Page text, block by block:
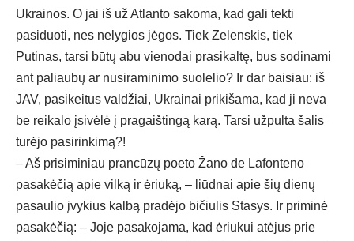
Ukrainos. O jai iš už Atlanto sakoma, kad gali tekti
pasiduoti, nes nelygios jėgos. Tiek Zelenskis, tiek
Putinas, tarsi būtų abu vienodai prasikaltę, bus sodinami
ant paliaubų ar nusiraminimo suolelio? Ir dar baisiau: iš
JAV, pasikeitus valdžiai, Ukrainai prikišama, kad ji neva
be reikalo įsivėlė į pragaištingą karą. Tarsi užpulta šalis
turėjo pasirinkimą?!
– Aš prisiminiau prancūzų poeto Žano de Lafonteno
pasakėčią apie vilką ir ėriuką, – liūdnai apie šių dienų
pasaulio įvykius kalbą pradėjo bičiulis Stasys. Ir priminė
pasakėčią: – Joje pasakojama, kad ėriukui atėjus prie